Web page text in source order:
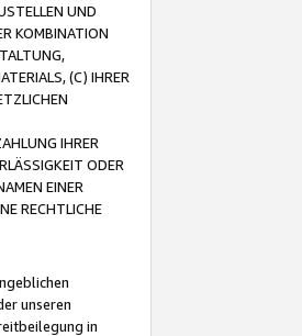
UND
KOMBINATION
(C) IHRER
IHRER
ODER
EINER
RECHTLICHE
unseren
in